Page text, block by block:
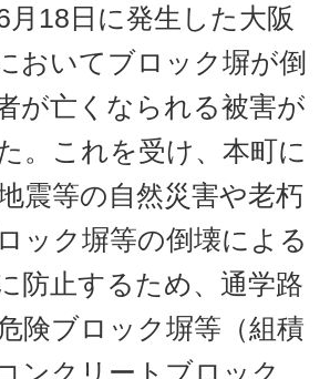
月18日に発生した大阪
おいてブロック塀が倒
が亡くなられる被害が
。これを受け、本町に
震等の自然災害や老朽
ック塀等の倒壊による
防止するため、通学路
険ブロック塀等（組積
ンクリートブロック